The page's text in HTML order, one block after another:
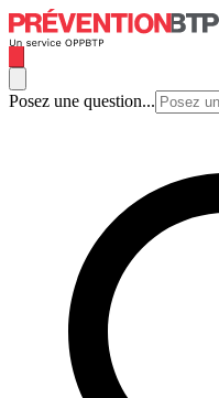
Posez une question...